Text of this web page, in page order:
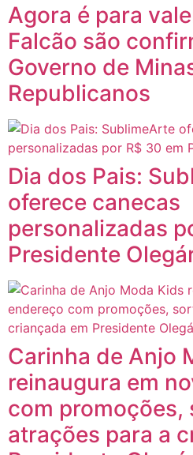
Agora é para
Falcão são
Governo de
Republicanos
Dia dos Pais:
oferece canecas
personalizadas
Presidente
Carinha de Anjo
reinaugura em
com promoções,
atrações para a